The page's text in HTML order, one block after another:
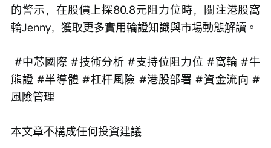
的警示，在股價上探80.8元阻力位時，關注港股窩
輪Jenny，獲取更多實用輪證知識與市場動態解讀。
熊證 #半導體 #杠杆風險 #港股部署 #資金流向 #
風險管理
本文章不構成任何投資建議